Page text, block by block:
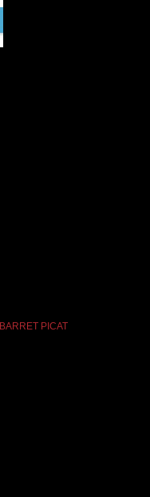
BARRET PICAT